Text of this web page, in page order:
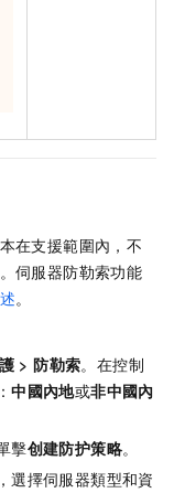
在支援範圍內，不
伺服器防勒索功能
。
>防勒索。在控制
中國內地或非中國內
擊创建防护策略。
選擇伺服器類型和資